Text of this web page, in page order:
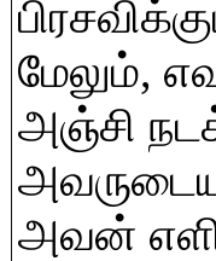
மேலும்,
அஞ்சி
அவன்